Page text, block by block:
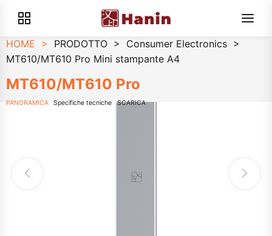
HOME > PRODOTTO > Consumer Electronics >
MT610/MT610 Pro Mini stampante A4
MT610/MT610 Pro
PANORAMICA Specifiche tecniche SCARICA